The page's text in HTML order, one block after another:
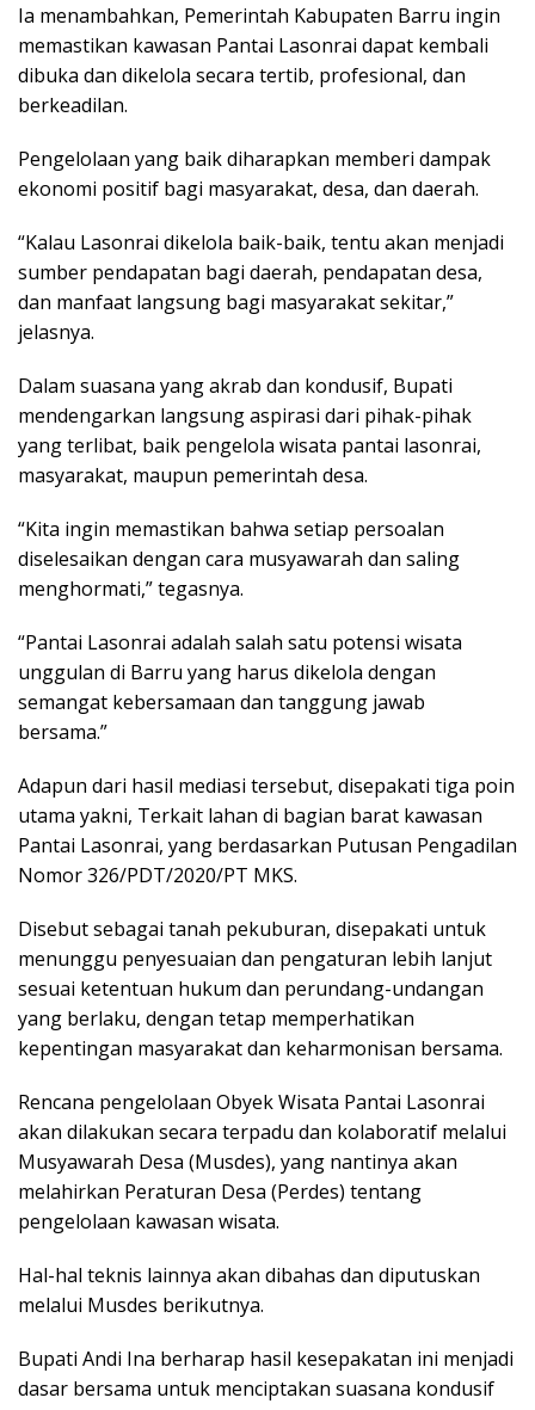
Ia menambahkan, Pemerintah Kabupaten Barru ingin
memastikan kawasan Pantai Lasonrai dapat kembali
dibuka dan dikelola secara tertib, profesional, dan
berkeadilan.
Pengelolaan yang baik diharapkan memberi dampak
ekonomi positif bagi masyarakat, desa, dan daerah.
“Kalau Lasonrai dikelola baik-baik, tentu akan menjadi
sumber pendapatan bagi daerah, pendapatan desa,
dan manfaat langsung bagi masyarakat sekitar,”
jelasnya.
Dalam suasana yang akrab dan kondusif, Bupati
mendengarkan langsung aspirasi dari pihak-pihak
yang terlibat, baik pengelola wisata pantai lasonrai,
masyarakat, maupun pemerintah desa.
“Kita ingin memastikan bahwa setiap persoalan
diselesaikan dengan cara musyawarah dan saling
menghormati,” tegasnya.
“Pantai Lasonrai adalah salah satu potensi wisata
unggulan di Barru yang harus dikelola dengan
semangat kebersamaan dan tanggung jawab
bersama.”
Adapun dari hasil mediasi tersebut, disepakati tiga poin
utama yakni, Terkait lahan di bagian barat kawasan
Pantai Lasonrai, yang berdasarkan Putusan Pengadilan
Nomor 326/PDT/2020/PT MKS.
Disebut sebagai tanah pekuburan, disepakati untuk
menunggu penyesuaian dan pengaturan lebih lanjut
sesuai ketentuan hukum dan perundang-undangan
yang berlaku, dengan tetap memperhatikan
kepentingan masyarakat dan keharmonisan bersama.
Rencana pengelolaan Obyek Wisata Pantai Lasonrai
akan dilakukan secara terpadu dan kolaboratif melalui
Musyawarah Desa (Musdes), yang nantinya akan
melahirkan Peraturan Desa (Perdes) tentang
pengelolaan kawasan wisata.
Hal-hal teknis lainnya akan dibahas dan diputuskan
melalui Musdes berikutnya.
Bupati Andi Ina berharap hasil kesepakatan ini menjadi
dasar bersama untuk menciptakan suasana kondusif